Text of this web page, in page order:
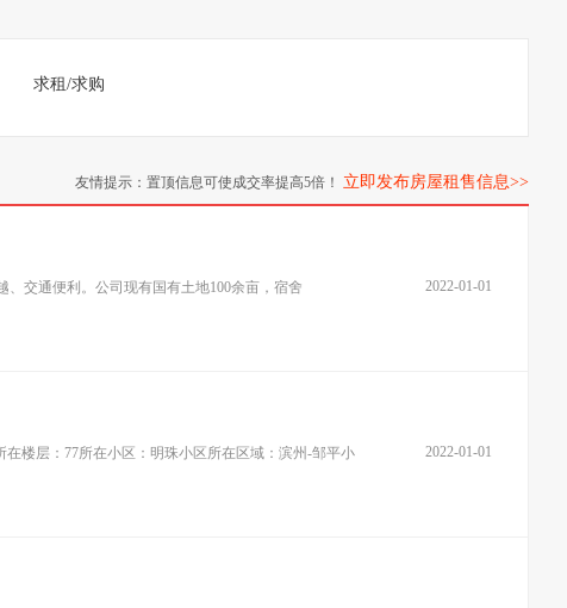
求租/求购
友情提示：置顶信息可使成交率提高5倍！ 立即发布房屋租售信息>>
2022-01-01
交通便利。公司现有国有土地100余亩，宿舍
2022-01-01
楼层：77所在小区：明珠小区所在区域：滨州-邹平小